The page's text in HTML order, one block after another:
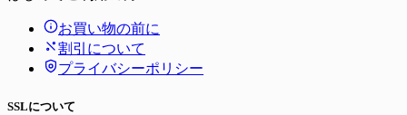
お買い物の前に
割引について
プライバシーポリシー
SSLについて